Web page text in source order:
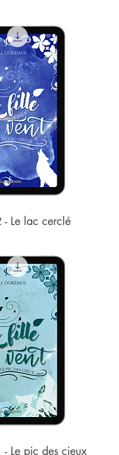
Le lac cerclé
Le pic des cieux